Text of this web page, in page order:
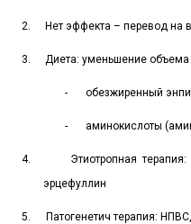
2. Нет эффекта – перевод на
3. Диета: уменьшение объема
- обезжиренный
- аминокислоты
4.
Этиотропная
эрцефуллин
5.
Патогенетич терапия: